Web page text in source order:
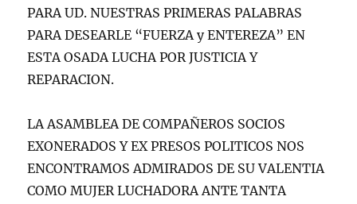
PARA UD. NUESTRAS PRIMERAS PALABRAS
PARA DESEARLE “FUERZA y ENTEREZA” EN
ESTA OSADA LUCHA POR JUSTICIA Y
REPARACION.
LA ASAMBLEA DE COMPAÑEROS SOCIOS
EXONERADOS Y EX PRESOS POLITICOS NOS
ENCONTRAMOS ADMIRADOS DE SU VALENTIA
COMO MUJER LUCHADORA ANTE TANTA